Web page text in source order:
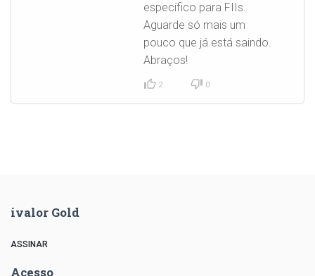
específico para FIIs.
Aguarde só mais um
pouco que já está saindo.
Abraços!
2 0
ivalor Gold
ASSINAR
Acesso